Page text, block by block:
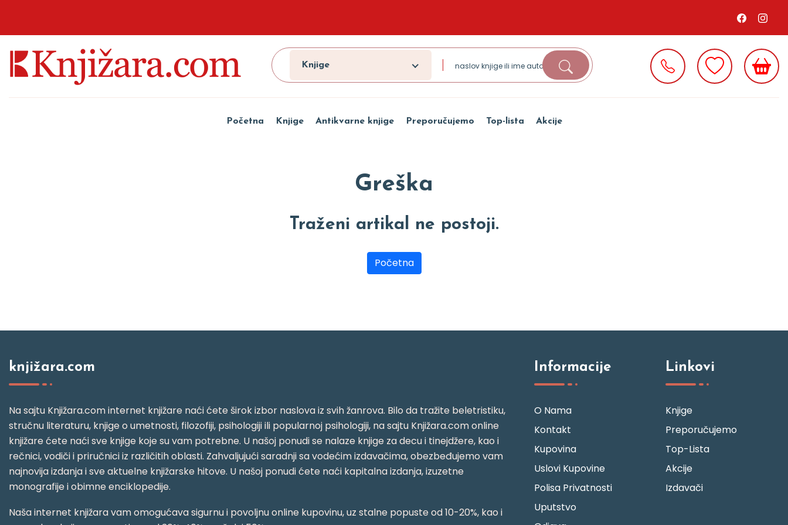
Knjige
Početna Knjige Antikvarne knjige Preporučujemo Top-lista Akcije
Greška
Traženi artikal ne postoji.
Početna
knjižara.com
Na sajtu Knjižara.com internet knjižare naći ćete širok izbor naslova iz svih žanrova. Bilo da tražite beletristiku,
stručnu literaturu, knjige o umetnosti, filozofiji, psihologiji ili popularnoj psihologiji, na sajtu Knjižara.com online
knjižare ćete naći sve knjige koje su vam potrebne. U našoj ponudi se nalaze knjige za decu i tinejdžere, kao i
rečnici, vodiči i priručnici iz različitih oblasti. Zahvaljujući saradnji sa vodećim izdavačima, obezbeđujemo vam
najnovija izdanja i sve aktuelne knjižarske hitove. U našoj ponudi ćete naći kapitalna izdanja, izuzetne
monografije i obimne enciklopedije.
Naša internet knjižara vam omogućava sigurnu i povoljnu online kupovinu, uz stalne popuste od 10-20%, kao i
Informacije
O Nama
Kontakt
Kupovina
Uslovi Kupovine
Polisa Privatnosti
Uputstvo
Linkovi
Knjige
Preporučujemo
Top-Lista
Akcije
Izdavači